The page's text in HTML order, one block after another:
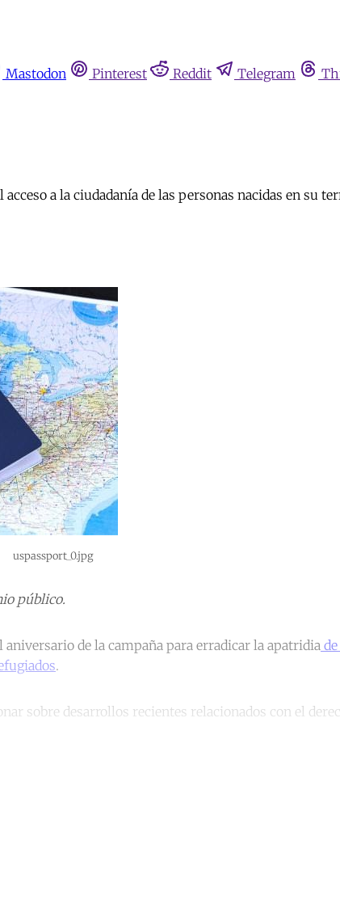
Mastodon Pinterest Reddit Telegram
a la ciudadanía de las personas nacidas en su
uspassport_0.jpg
público.
de la campaña para erradicar la apatridia
.
sobre desarrollos recientes relacionados con el